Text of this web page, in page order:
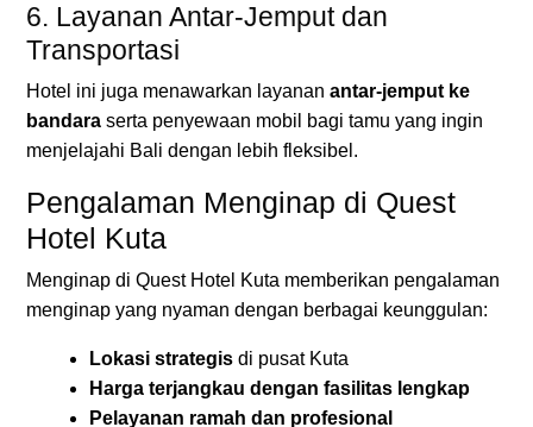
6. Layanan Antar-Jemput dan
Transportasi
Hotel ini juga menawarkan layanan antar-jemput ke
bandara serta penyewaan mobil bagi tamu yang ingin
menjelajahi Bali dengan lebih fleksibel.
Pengalaman Menginap di Quest
Hotel Kuta
Menginap di Quest Hotel Kuta memberikan pengalaman
menginap yang nyaman dengan berbagai keunggulan:
Lokasi strategisdi pusat Kuta
Harga terjangkau dengan fasilitas lengkap
Pelayanan ramah dan profesional